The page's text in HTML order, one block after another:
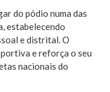
do pódio numa das
estabelecendo
e distrital. O
e reforça o seu
nacionais do